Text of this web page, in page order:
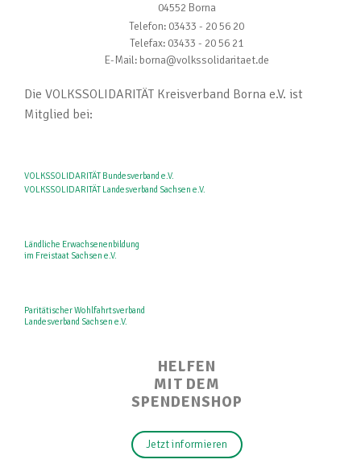
04552 Borna
Telefon: 03433 - 20 56 20
Telefax: 03433 - 20 56 21
E-Mail: borna@volkssolidaritaet.de
Die VOLKSSOLIDARITÄT Kreisverband Borna e.V. ist
Mitglied bei:
VOLKSSOLIDARITÄT Bundesverband e.V.
VOLKSSOLIDARITÄT Landesverband Sachsen e.V.
Ländliche Erwachsenenbildung
im Freistaat Sachsen e.V.
Paritätischer Wohlfahrtsverband
Landesverband Sachsen e.V.
HELFEN
MIT DEM
SPENDENSHOP
Jetzt informieren